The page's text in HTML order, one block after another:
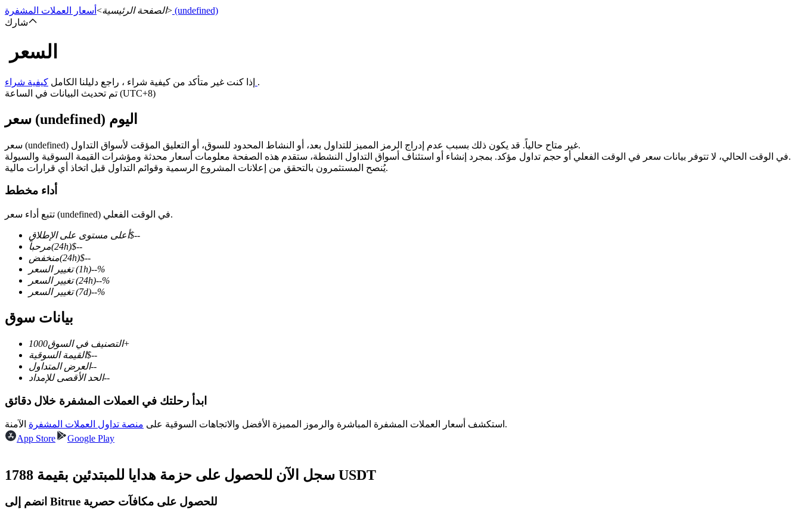
العقود الآجلة
العقود الآجلة للعملات المشفرة
الصفحة الرئيسية> أسعار العملات المشفرة > (undefined)
شارك
السعر
إذا كنت غير متأكد من كيفية شراء ، راجع دليلنا الكامل .
تم تحديث البيانات في الساعة (UTC+8)
سعر (undefined) اليوم
سعر (undefined) غير متاح حالياً. قد يكون ذلك بسبب عدم إدراج الرمز المميز للتداول بعد، أو النشاط المحدود للسوق، أو التعليق المؤقت لأسواق التداول.
في الوقت الحالي، لا تتوفر بيانات سعر في الوقت الفعلي أو حجم تداول مؤكد. بمجرد إنشاء أو استئناف أسواق التداول النشطة، ستقدم هذه الصفحة معلومات أسعار محدثة ومؤشرات القيمة السوقية والسيولة.
يُنصح المستثمرون بالتحقق من إعلانات المشروع الرسمية وقوائم التداول قبل اتخاذ أي قرارات مالية.
أداء مخطط
تتبع أداء سعر (undefined) في الوقت الفعلي.
أعلى مستوى على الإطلاق$--
مرحباً
(24h)$--
منخفض
(24h)$--
تغيير السعر
(1h)--%
تغيير السعر
(24h)--%
تغيير السعر
(7d)--%
بيانات سوق
التصنيف في السوق1000+
القيمة السوقية$--
العرض المتداول--
الحد الأقصى للإمداد--
ابدأ رحلتك في العملات المشفرة خلال دقائق
استكشف أسعار العملات المشفرة المباشرة والرموز المميزة الأفضل والاتجاهات السوقية على منصة تداول العملات المشفرة
الآمنة.
App Store
Google Play
سجل الآن للحصول على حزمة هدايا للمبتدئين بقيمة 1788 USDT
انضم إلى Bitrue للحصول على مكافآت حصرية